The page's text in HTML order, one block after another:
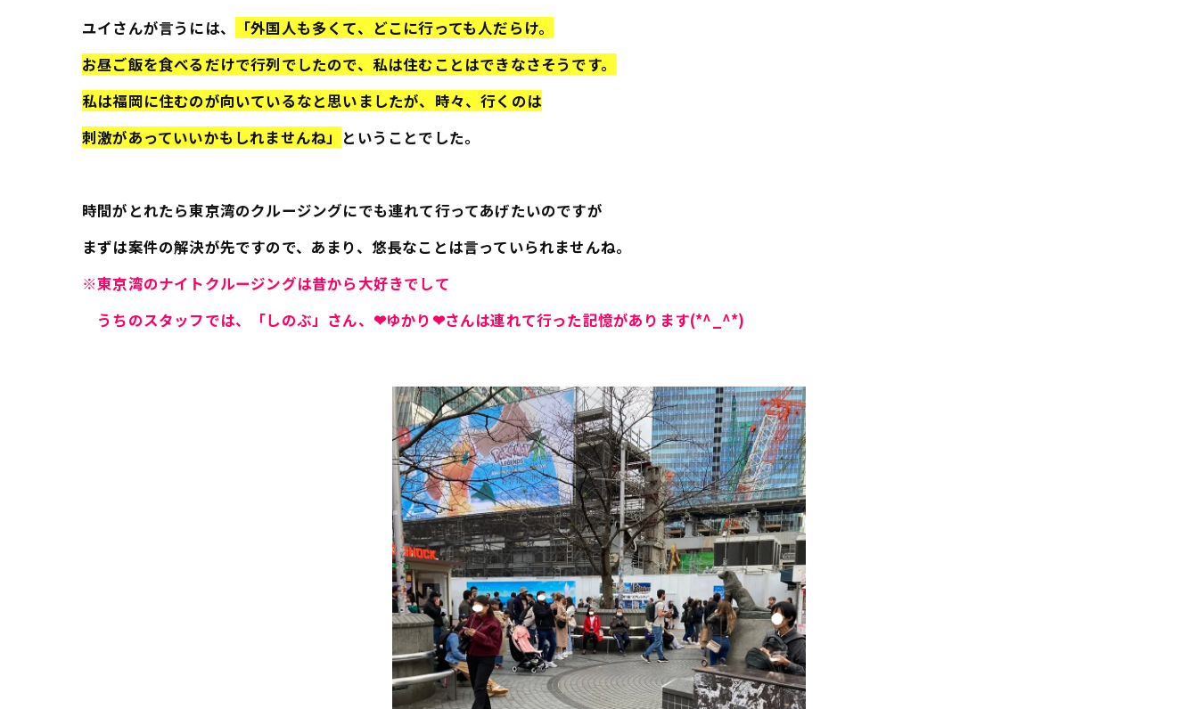
ユイさんが言うには、
「外国人も多くて、どこに行っても人だらけ。
お昼ご飯を食べるだけで行列でしたので、私は住むことはできなさそうです。
私は福岡に住むのが向いているなと思いましたが、時々、行くのは
刺激があっていいかもしれませんね」 ということでした。
時間がとれたら東京湾のクルージングにでも連れて行ってあげたいのですが
まずは案件の解決が先ですので、あまり、悠長なことは言っていられませんね。
※東京湾のナイトクルージングは昔から大好きでして
うちのスタッフでは、「しのぶ」さん、❤ゆかり❤さんは連れて行った記憶があります(*^_^*)